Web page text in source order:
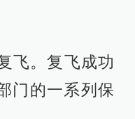
飞。复飞成功
门的一系列保